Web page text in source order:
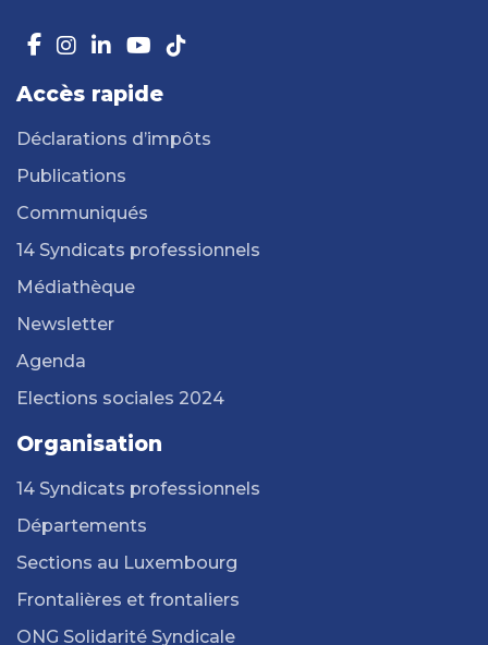
Accès rapide
Déclarations d’impôts
Publications
Communiqués
14 Syndicats professionnels
Médiathèque
Newsletter
Agenda
Elections sociales 2024
Organisation
14 Syndicats professionnels
Départements
Sections au Luxembourg
Frontalières et frontaliers
ONG Solidarité Syndicale